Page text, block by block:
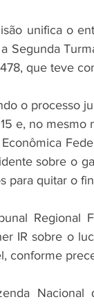
unifica o
Segunda
que teve
o processo
e, no mesmo
Econômica
sobre o
para quitar o
Regional
IR sobre o
conforme
Nacional